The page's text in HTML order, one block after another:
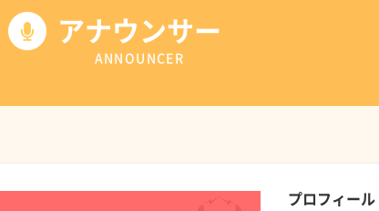
アナウンサー
ANNOUNCER
プロフィール